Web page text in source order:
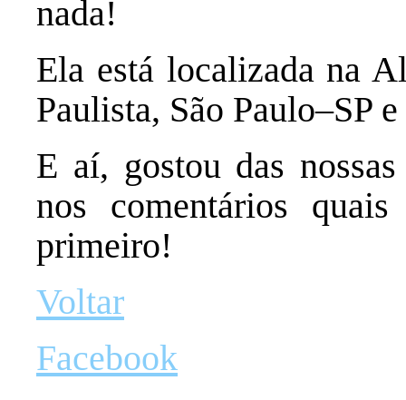
nada!
Ela está localizada na
Paulista, São Paulo–SP
E aí, gostou das
nos comentários
primeiro!
Voltar
Facebook